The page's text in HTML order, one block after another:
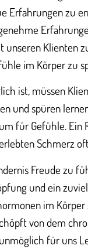
Erfahrungen zu
unseren Klienten
im Körper zu
ist, müssen
und spüren
für Gefühle. Ein
Schmerz
Freude zu
und ein
im Körper
von dem
für uns